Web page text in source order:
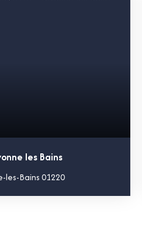
- Divonne les Bains
les-Bains 01220